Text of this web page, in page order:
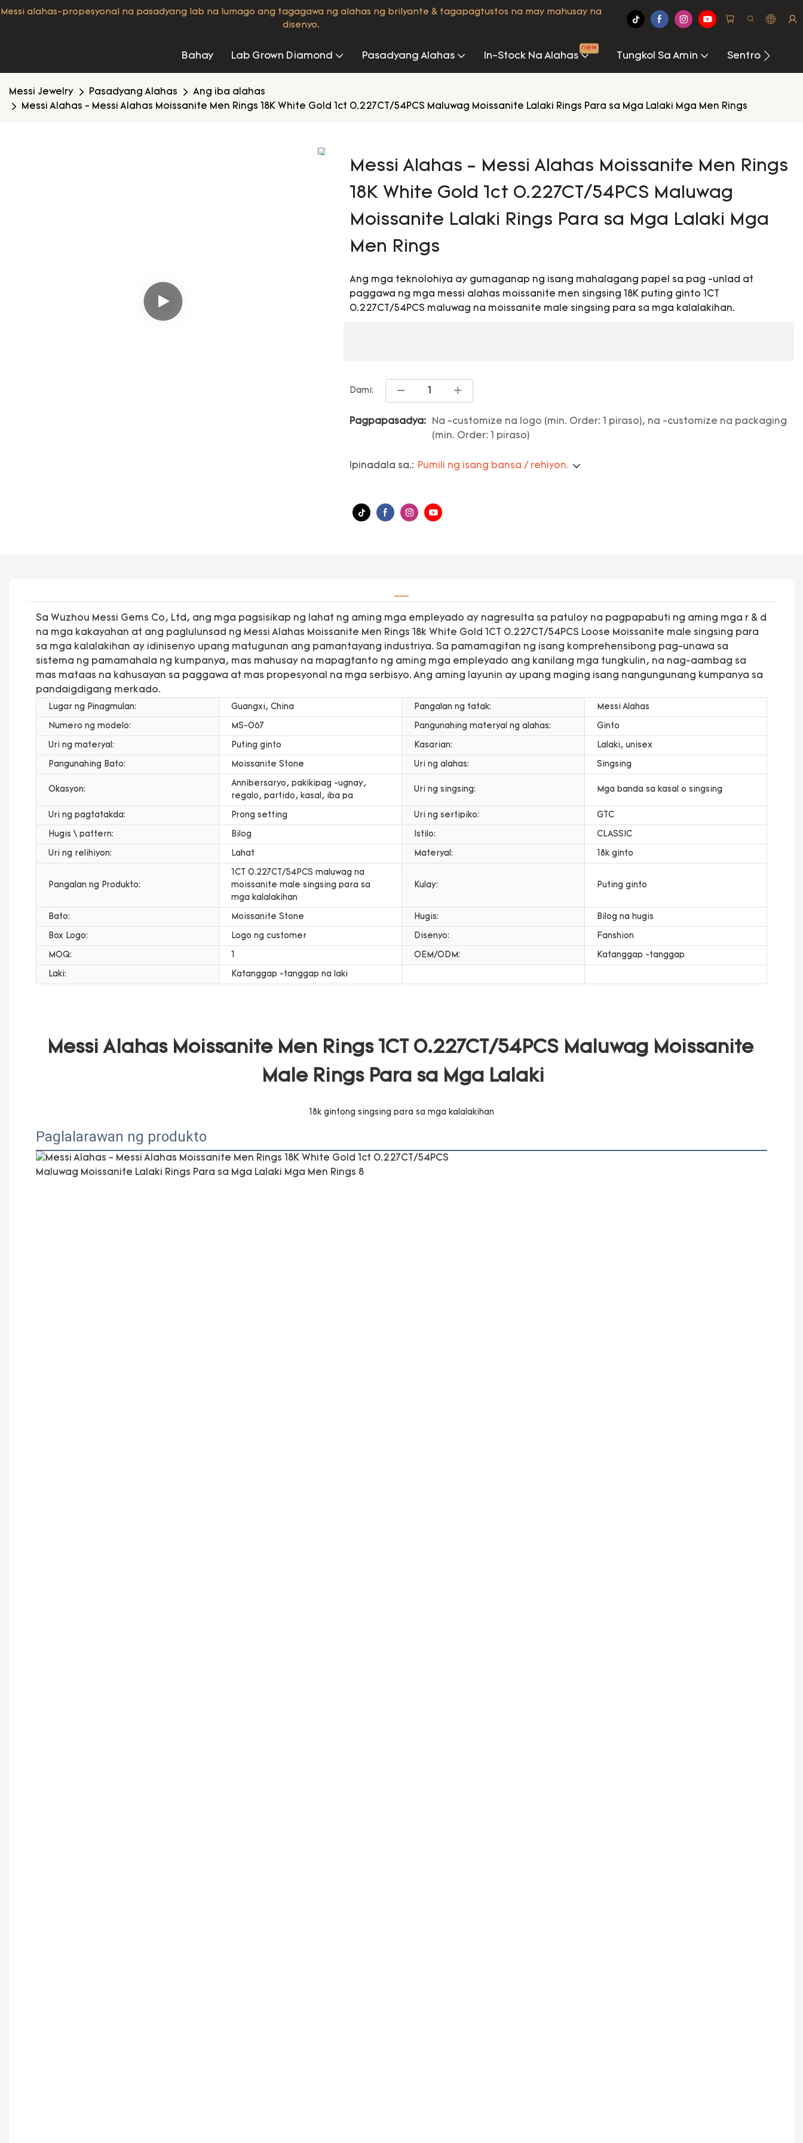
Messi alahas-propesyonal na pasadyang lab na lumago ang tagagawa ng alahas ng brilyante & tagapagtustos na may mahusay na
disenyo.
Bahay Lab Grown Diamond Pasadyang Alahas In-Stock Na Alahas
new
Tungkol Sa Amin Sentro Ng
Messi Jewelry Pasadyang Alahas
Ang iba alahas
Messi Alahas - Messi Alahas Moissanite Men Rings 18K White Gold 1ct 0.227CT/54PCS Maluwag Moissanite Lalaki Rings Para sa Mga Lalaki Mga Men Rings
Messi Alahas - Messi Alahas Moissanite Men Rings
18K White Gold 1ct 0.227CT/54PCS Maluwag
Moissanite Lalaki Rings Para sa Mga Lalaki Mga
Men Rings
Ang mga teknolohiya ay gumaganap ng isang mahalagang papel sa pag -unlad at
paggawa ng mga messi alahas moissanite men singsing 18K puting ginto 1CT
0.227CT/54PCS maluwag na moissanite male singsing para sa mga kalalakihan.
Dami:
Pagpapasadya:
Na -customize na logo (min. Order: 1 piraso), na -customize na packaging
(min. Order: 1 piraso)
Ipinadala sa.: Pumili ng isang bansa / rehiyon.
Sa Wuzhou Messi Gems Co, Ltd, ang mga pagsisikap ng lahat ng aming mga empleyado ay nagresulta sa patuloy na pagpapabuti ng aming mga r & d
na mga kakayahan at ang paglulunsad ng Messi Alahas Moissanite Men Rings 18k White Gold 1CT 0.227CT/54PCS Loose Moissanite male singsing para
sa mga kalalakihan ay idinisenyo upang matugunan ang pamantayang industriya. Sa pamamagitan ng isang komprehensibong pag-unawa sa
sistema ng pamamahala ng kumpanya, mas mahusay na mapagtanto ng aming mga empleyado ang kanilang mga tungkulin, na nag-aambag sa
mas mataas na kahusayan sa paggawa at mas propesyonal na mga serbisyo. Ang aming layunin ay upang maging isang nangungunang kumpanya sa
pandaigdigang merkado.
Lugar ng Pinagmulan: Guangxi, China Pangalan ng tatak: Messi Alahas
Numero ng modelo: MS-067 Pangunahing materyal ng alahas: Ginto
Uri ng materyal: Puting ginto Kasarian: Lalaki, unisex
Pangunahing Bato: Moissanite Stone Uri ng alahas: Singsing
Okasyon:
Annibersaryo, pakikipag -ugnay,
regalo, partido, kasal, iba pa
Uri ng singsing: Mga banda sa kasal o singsing
Uri ng pagtatakda: Prong setting Uri ng sertipiko: GTC
Hugis \ pattern: Bilog Istilo: CLASSIC
Uri ng relihiyon: Lahat Materyal: 18k ginto
Pangalan ng Produkto:
1CT 0.227CT/54PCS maluwag na
moissanite male singsing para sa
mga kalalakihan
Kulay: Puting ginto
Bato: Moissanite Stone Hugis: Bilog na hugis
Box Logo: Logo ng customer Disenyo: Fanshion
MOQ: OEM/ODM: Katanggap -tanggap
Laki: Katanggap -tanggap na laki
Messi Alahas Moissanite Men Rings 1CT 0.227CT/54PCS Maluwag Moissanite
Paglalarawan ng produkto